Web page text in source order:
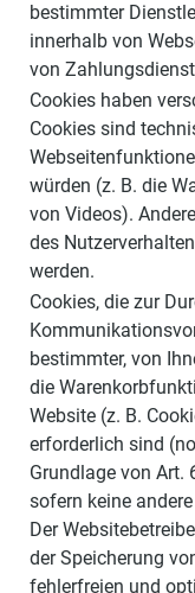
bestimmter
innerhalb von
von
Cookies haben
Cookies sind
würden (z. B. die
von Videos).
des
werden.
Cookies, die zur
bestimmter, von
die
Website (z. B.
erforderlich sind
Grundlage von Art.
sofern keine
Der
der Speicherung
fehlerfreien und